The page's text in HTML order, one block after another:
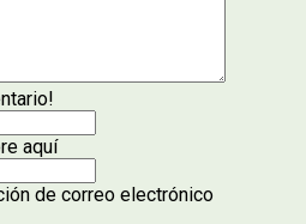
aquí
de correo electrónico